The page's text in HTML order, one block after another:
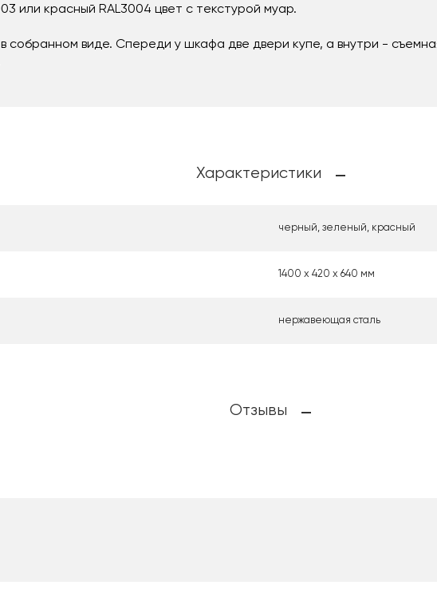
или красный RAL3004 цвет с текстурой муар.
собранном виде. Спереди у шкафа две двери купе, а внутри -
Характеристики
черный, зеленый, красный
1400 х 420 х 640 мм
нержавеющая сталь
Отзывы